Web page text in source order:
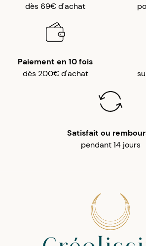
dès 69€ d'achat
Paiement en 10 fois
dès 200€ d'achat
Satisfait ou
pendant 14 jours